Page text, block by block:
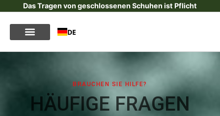
Das Tragen von geschlossenen Schuhen ist Pflicht
DE
BRAUCHEN SIE HILFE?
HÄUFIGE FRAGEN